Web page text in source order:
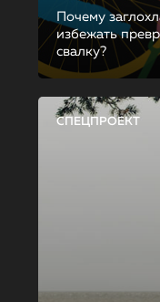
Почему
избежать
свалку?
СПЕЦПРОЕКТ